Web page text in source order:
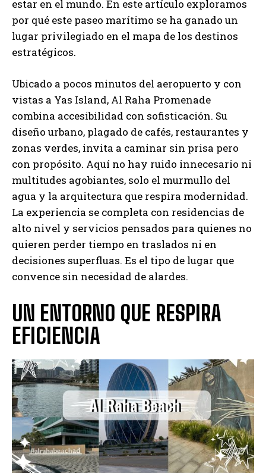
estar en el mundo. En este artículo exploramos
por qué este paseo marítimo se ha ganado un
lugar privilegiado en el mapa de los destinos
estratégicos.
Ubicado a pocos minutos del aeropuerto y con
vistas a Yas Island, Al Raha Promenade
combina accesibilidad con sofisticación. Su
diseño urbano, plagado de cafés, restaurantes y
zonas verdes, invita a caminar sin prisa pero
con propósito. Aquí no hay ruido innecesario ni
multitudes agobiantes, solo el murmullo del
agua y la arquitectura que respira modernidad.
La experiencia se completa con residencias de
alto nivel y servicios pensados para quienes no
quieren perder tiempo en traslados ni en
decisiones superfluas. Es el tipo de lugar que
convence sin necesidad de alardes.
UN ENTORNO QUE RESPIRA
EFICIENCIA